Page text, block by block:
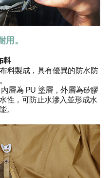
。
料
料製成，具有優異的防水防
層為 PU 塗層，外層為矽膠
性，可防止水滲入並形成水
。